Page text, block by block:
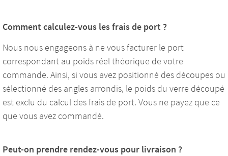
Comment calculez-vous les frais de port ?
Nous nous engageons à ne vous facturer le port
correspondant au poids réel théorique de votre
commande. Ainsi, si vous avez positionné des découpes ou
sélectionné des angles arrondis, le poids du verre découpé
est exclu du calcul des frais de port. Vous ne payez que ce
que vous avez commandé.
Peut-on prendre rendez-vous pour livraison ?